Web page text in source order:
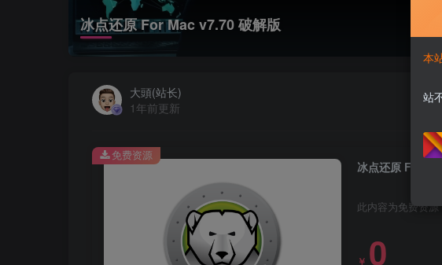
冰点还原 For Mac v7.70 破解版
大頭(站长)
1年前更新
冰点还原 For
此内容为免费资
￥ 0
免费资源
本
站